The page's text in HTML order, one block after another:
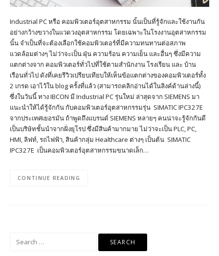
Industrial PC หรือ คอมพิวเตอร์อุตสาหกรรม นั้นเป็นที่รู้จักและใช้งานกัน
อย่างกว้างขวางในแวดวงอุตสาหกรรม โดยเฉพาะในโรงงานอุตสาหกรรม
นั้น จำเป็นที่จะต้องเลือกใช้คอมพิวเตอร์ที่มีความทนทานต่อสภาพ
แวดล้อมต่างๆ ไม่ว่าจะเป็น ฝุ่น ความร้อน ความเย็น และอื่นๆ ซึ่งมีความ
แตกต่างจาก คอมพิวเตอร์ทั่วไปที่ใช้ตามสำนักงาน โรงเรียน และ บ้าน
เรือนทั่วไป ดังที่เคยรีวิวเปรียบเทียบให้เห็นข้อแตกต่างของคอมพิวเตอร์ทั้ง
2 เกรด เอาไว้ใน blog ครั้งที่แล้ว (สามารถคลิกอ่านได้ในลิงค์ด้านล่างนี้)
ซึ่งในวันนี้ ทาง IBCON มี Industrial PC รุ่นใหม่ ล่าสุดจาก SIEMENS มา
แนะนำให้ได้รู้จักกัน กับคอมพิวเตอร์อุตสาหกรรมรุ่น SIMATIC IPC327E
จากประเทศเยอรมัน ถ้าพูดถึงแบรนด์ SIEMENS หลายๆ คนน่าจะรู้จักกันดี
เป็นบริษัทชั้นนำจากฝั่งยุโรป ซึ่งมีสินค้ามากมาย ไม่ว่าจะเป็น PLC, PC,
HMI, ลิฟท์, รถไฟฟ้า, สินค้ากลุ่ม Healthcare ต่างๆ เป็นต้น SIMATIC
IPC327E เป็นคอมพิวเตอร์อุตสาหกรรมขนาดเล็ก…
CONTINUE READING
Search